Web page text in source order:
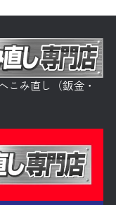
こみ直し（鈑金・